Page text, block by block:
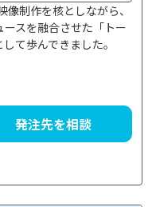
制作を核としながら、
スを融合させた「トー
て歩んできました。
発注先を相談